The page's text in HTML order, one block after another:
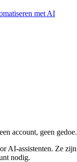
met AI
account, geen gedoe.
assistenten. Ze
nodig.